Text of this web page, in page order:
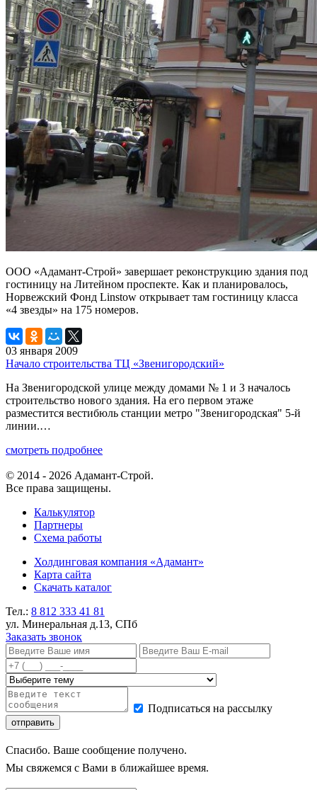
ООО «Адамант-Строй» завершает реконструкцию здания под
гостиницу на Литейном проспекте. Как и планировалось,
Норвежский Фонд Linstow открывает там гостиницу класса
«4 звезды» на 175 номеров.
03 января 2009
Начало строительства ТЦ «Звенигородский»
На Звенигородской улице между домами № 1 и 3 началось
строительство нового здания. На его первом этаже
разместится вестибюль станции метро "Звенигородская" 5-й
линии.…
смотреть подробнее
© 2014 - 2026 Адамант-Строй.
Все права защищены.
Калькулятор
Партнеры
Схема работы
Холдинговая компания «Адамант»
Карта сайта
Скачать каталог
Тел.: 8 812 333 41 81
ул. Минеральная д.13, СПб
Заказать звонок
Подписаться на рассылку
Спасибо. Ваше сообщение получено.
Мы свяжемся с Вами в ближайшее время.